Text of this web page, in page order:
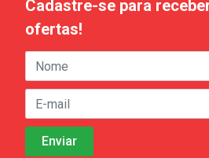
Cadastre-se para
ofertas!